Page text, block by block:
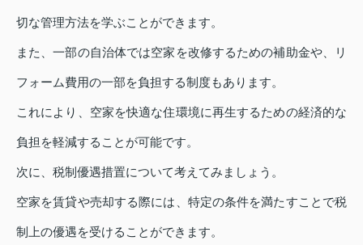
切な管理方法を学ぶことができます。
また、一部の自治体では空家を改修するための補助金や、リ
フォーム費用の一部を負担する制度もあります。
これにより、空家を快適な住環境に再生するための経済的な
負担を軽減することが可能です。
次に、税制優遇措置について考えてみましょう。
空家を賃貸や売却する際には、特定の条件を満たすことで税
制上の優遇を受けることができます。